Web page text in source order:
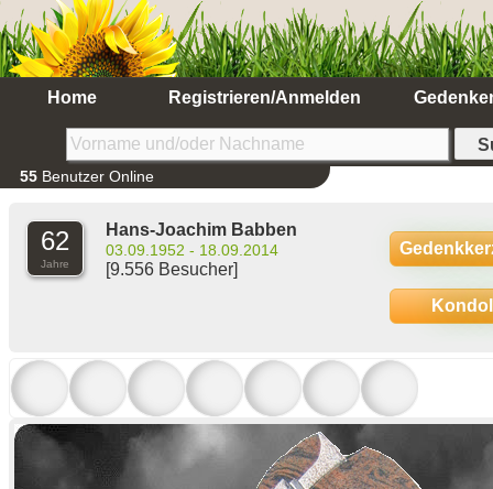
Home Registrieren/Anmelden
55 Benutzer Online
62
Jahre
Hans-Joachim Babben
03.09.1952 - 18.09.2014
[9.556 Besucher]